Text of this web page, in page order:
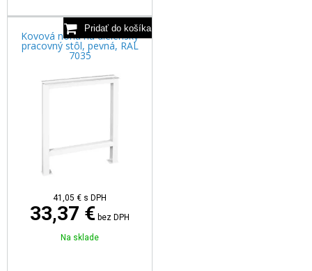
Kovová noha na dielenský
pracovný stôl, pevná, RAL
7035
41,05 € s DPH
33,37 € bez DPH
Na sklade